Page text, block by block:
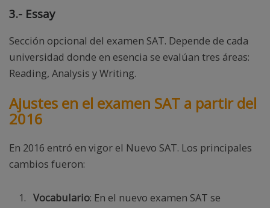
3.- Essay
Sección opcional del examen SAT. Depende de cada
universidad donde en esencia se evalúan tres áreas:
Reading, Analysis y Writing.
Ajustes en el examen SAT a partir del
2016
En 2016 entró en vigor el Nuevo SAT. Los principales
cambios fueron:
Vocabulario: En el nuevo examen SAT se